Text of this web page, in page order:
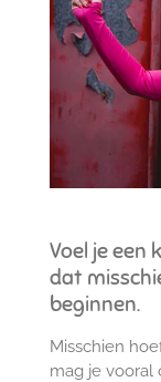
Voel je een
dat
beginnen.
Misschien
mag je vooral